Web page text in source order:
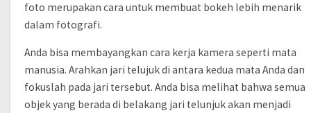
foto merupakan cara untuk membuat bokeh lebih menarik
dalam fotografi.
Anda bisa membayangkan cara kerja kamera seperti mata
manusia. Arahkan jari telujuk di antara kedua mata Anda dan
fokuslah pada jari tersebut. Anda bisa melihat bahwa semua
objek yang berada di belakang jari telunjuk akan menjadi